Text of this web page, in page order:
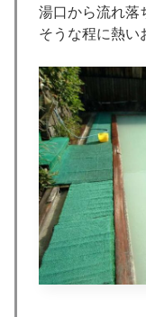
湯口から流れ落
そうな程に熱い